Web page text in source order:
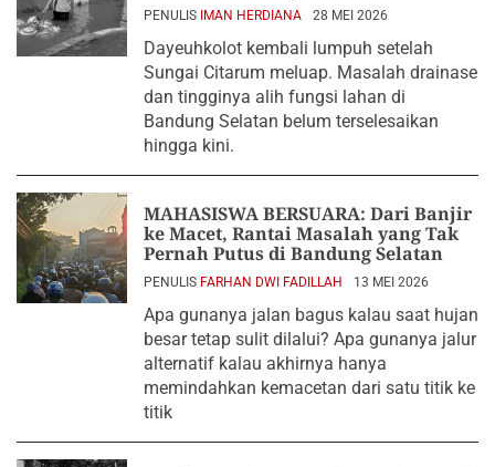
PENULIS IMAN HERDIANA 28 MEI 2026
Dayeuhkolot kembali lumpuh setelah
Sungai Citarum meluap. Masalah drainase
dan tingginya alih fungsi lahan di
Bandung Selatan belum terselesaikan
hingga kini.
MAHASISWA BERSUARA: Dari Banjir
ke Macet, Rantai Masalah yang Tak
Pernah Putus di Bandung Selatan
PENULIS FARHAN DWI FADILLAH 13 MEI 2026
Apa gunanya jalan bagus kalau saat hujan
besar tetap sulit dilalui? Apa gunanya jalur
alternatif kalau akhirnya hanya
memindahkan kemacetan dari satu titik ke
titik